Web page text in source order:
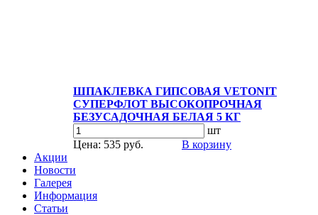
ШПАКЛЕВКА ГИПСОВАЯ VETONIT
СУПЕРФЛОТ ВЫСОКОПРОЧНАЯ
БЕЗУСАДОЧНАЯ БЕЛАЯ 5 КГ
шт
Цена: 535 руб.
В корзину
Акции
Новости
Галерея
Информация
Статьи